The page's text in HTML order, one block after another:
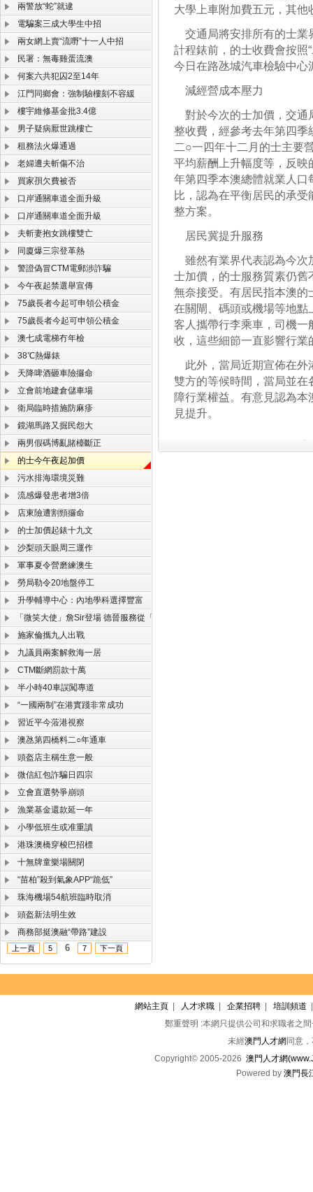
兩警放“蛇”就逮
電騙案三成大學生中招
兩女網上賣“流嘢”十一人中招
民署：無毒雞蛋流澳
何案六共犯囚2至14年
江門同鄉會：強制驗樓刻不容緩
樓宇維修基金批3.4億
男子疑病厭世跳樓亡
租務法火爆通過
老婦遭夫斬傷不治
買家孭欠費被否
口岸通關車道全面升級
口岸通關車道全面升級
夫斬妻抱女跳樓雙亡
同廈爆三宗登革熱
警證偽冒CTM電郵涉詐騙
今午夜起禁選舉宣傳
75歲長者今起可申領公積金
75歲長者今起可申領公積金
澳七成電梯冇年檢
38℃熱爆錶
天降啤酒砸車險攞命
立會前地建倉儲車場
衛局臨時措施防麻疹
鏡湖馬路又掘民怨大
兩男假碼博亂賭檯斷正
的士今午夜起加價
污水排海環境災難
流感爆發患者增3倍
店東險遭割頸攞命
的士加價起錶十九文
沙梨頭天眼周三運作
軍事夏令營磨練澳生
勞局勒令20地盤停工
升學輔導中心：內地學科選擇豐富
「微笑大使」詹Sir登場 德晉服務從「心」定義
施家倫攜九人出戰
九議員兩案解救海一居
CTM斷網罰款十萬
半小時40車誤闖專道
“一國兩制”在港實踐非常成功
習近平今蒞港視察
澳氹第四橋料二○年通車
頭盔店主稱生意一般
微信紅包詐騙日四宗
立會直選勢爭崩頭
漁業基金還款延一年
小學低班生或准重讀
港珠澳橋穿梭巴招標
十無牌童樂場關閉
“苗柏”殺到氣象APP“跪低”
珠海機場54航班臨時取消
頭盔新法明生效
商務部挺澳融“帶路”建設
上一頁 5 6 7 下一頁
大學上車附加費五元，其他
交通局將安排所有的士業
計程錶前，的士收費會按照
今日在路氹城汽車檢驗中心
減經營成本壓力
對於今次的士加價，交通
整收費，經參考去年第四
二○一四年十二月的士主要
平均薪酬上升幅度等，反
年第四季本澳總體就業人
比，認為在平衡居民的承
整方案。
居民冀提升服務
雖然有業界代表認為今次
士加價，的士服務質素仍
無奈接受。有居民指本澳
在關閘、碼頭或機場等地點
客人攜帶行李乘車，司機
收，這些細節一直影響行業
此外，當局近期宣佈在外
雙方的等候時間，當局並
障行業權益。有意見認為
見提升。
網站主頁 人才求職 企業招聘 培訓頻道
鄭重聲明 :本網只提供公司和求職者之
未經澳門人才網 同意
Copyright© 2005-2026 澳門人才網
Powered by 澳門長